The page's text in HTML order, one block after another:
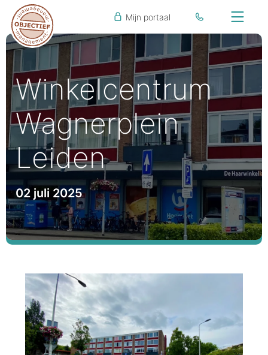
Mijn portaal
Winkelcentrum
Wagnerplein
Leiden
02 juli 2025